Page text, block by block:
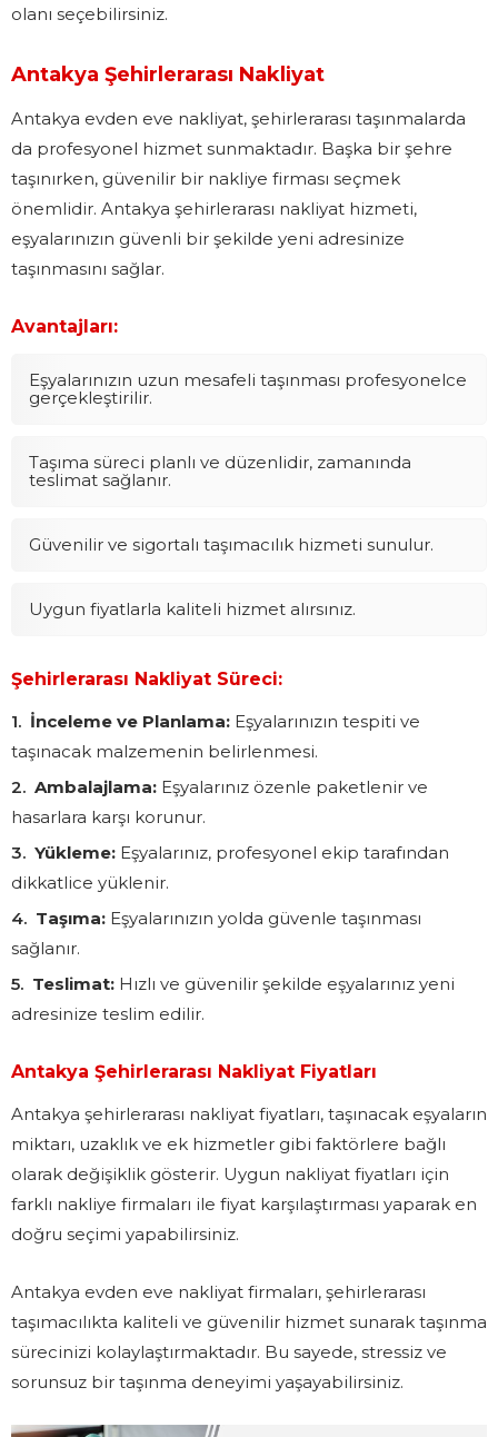
olanı seçebilirsiniz.
Antakya Şehirlerarası Nakliyat
Antakya evden eve nakliyat, şehirlerarası taşınmalarda
da profesyonel hizmet sunmaktadır. Başka bir şehre
taşınırken, güvenilir bir nakliye firması seçmek
önemlidir. Antakya şehirlerarası nakliyat hizmeti,
eşyalarınızın güvenli bir şekilde yeni adresinize
taşınmasını sağlar.
Avantajları:
Eşyalarınızın uzun mesafeli taşınması profesyonelce
gerçekleştirilir.
Taşıma süreci planlı ve düzenlidir, zamanında
teslimat sağlanır.
Güvenilir ve sigortalı taşımacılık hizmeti sunulur.
Uygun fiyatlarla kaliteli hizmet alırsınız.
Şehirlerarası Nakliyat Süreci:
İnceleme ve Planlama: Eşyalarınızın tespiti ve
taşınacak malzemenin belirlenmesi.
Ambalajlama: Eşyalarınız özenle paketlenir ve
hasarlara karşı korunur.
Yükleme: Eşyalarınız, profesyonel ekip tarafından
dikkatlice yüklenir.
Taşıma: Eşyalarınızın yolda güvenle taşınması
sağlanır.
Teslimat: Hızlı ve güvenilir şekilde eşyalarınız yeni
adresinize teslim edilir.
Antakya Şehirlerarası Nakliyat Fiyatları
Antakya şehirlerarası nakliyat fiyatları, taşınacak eşyaların
miktarı, uzaklık ve ek hizmetler gibi faktörlere bağlı
olarak değişiklik gösterir. Uygun nakliyat fiyatları için
farklı nakliye firmaları ile fiyat karşılaştırması yaparak en
doğru seçimi yapabilirsiniz.
Antakya evden eve nakliyat firmaları, şehirlerarası
taşımacılıkta kaliteli ve güvenilir hizmet sunarak taşınma
sürecinizi kolaylaştırmaktadır. Bu sayede, stressiz ve
sorunsuz bir taşınma deneyimi yaşayabilirsiniz.